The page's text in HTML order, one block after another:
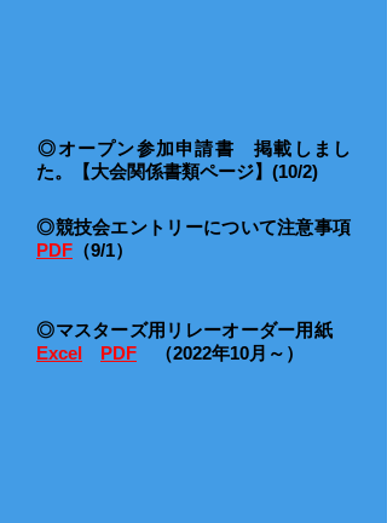
​◎オープン参加申請書 掲載しまし
た。【大会関係書類ページ】(10/2)
​◎競技会エントリーについて注意事項
PDF （9/1）
​◎マスターズ用リレーオーダー用紙
Excel
PDF （2022年10月～）